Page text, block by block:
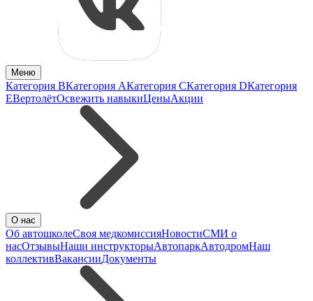
Меню
Категория BКатегория AКатегория CКатегория DКатегория
EВертолётОсвежить навыкиЦеныАкции
О нас
Об автошколеСвоя медкомиссияНовостиСМИ о
насОтзывыНаши инструкторыАвтопаркАвтодромНаш
коллективВакансииДокументы